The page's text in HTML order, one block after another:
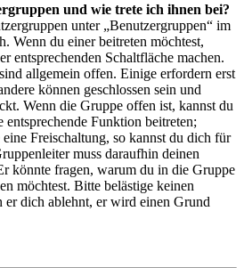
und wie trete ich ihnen bei?
unter „Benutzergruppen“ im
Wenn du einer beitreten möchtest,
entsprechenden Schaltfläche machen.
allgemein offen. Einige erfordern erst
können geschlossen sein und
Wenn die Gruppe offen ist, kannst du
Funktion beitreten;
Freischaltung, so kannst du dich für
muss daraufhin deinen
könnte fragen, warum du in die Gruppe
möchtest. Bitte belästige keinen
er dich ablehnt, er wird einen Grund